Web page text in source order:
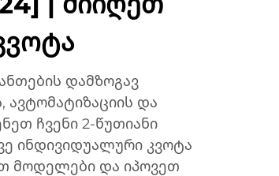
დამზოგავ
ავტომატიზაციის და
ჩვენი 2-წუთიანი
ინდივიდუალური კვოტა
მოდელები და იპოვეთ